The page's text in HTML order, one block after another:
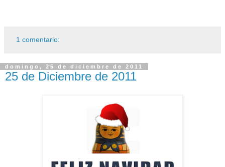
1 comentario:
domingo, 25 de diciembre de 2011
25 de Diciembre de 2011